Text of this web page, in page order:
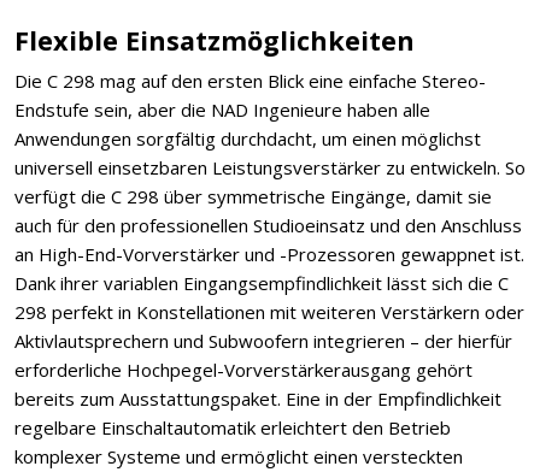
Flexible Einsatzmöglichkeiten
Die C 298 mag auf den ersten Blick eine einfache Stereo-
Endstufe sein, aber die NAD Ingenieure haben alle
Anwendungen sorgfältig durchdacht, um einen möglichst
universell einsetzbaren Leistungsverstärker zu entwickeln. So
verfügt die C 298 über symmetrische Eingänge, damit sie
auch für den professionellen Studioeinsatz und den Anschluss
an High-End-Vorverstärker und -Prozessoren gewappnet ist.
Dank ihrer variablen Eingangsempfindlichkeit lässt sich die C
298 perfekt in Konstellationen mit weiteren Verstärkern oder
Aktivlautsprechern und Subwoofern integrieren – der hierfür
erforderliche Hochpegel-Vorverstärkerausgang gehört
bereits zum Ausstattungspaket. Eine in der Empfindlichkeit
regelbare Einschaltautomatik erleichtert den Betrieb
komplexer Systeme und ermöglicht einen versteckten